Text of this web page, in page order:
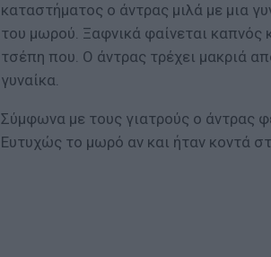
καταστήματος ο άντρας μιλά με μια
του μωρού. Ξαφνικά φαίνεται καπνός
τσέπη που. Ο άντρας τρέχει μακριά
γυναίκα.
Σύμφωνα με τους γιατρούς ο άντρας
Ευτυχώς το μωρό αν και ήταν κοντά